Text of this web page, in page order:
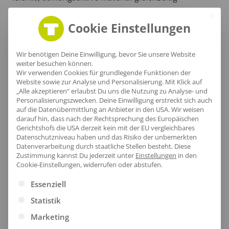
Robuster Saum
überzeugt durch seine stilvolle Verarbeitung und
Cookie Einstellungen
Wir benötigen Deine Einwilligung, bevor Sie unsere Website
weiter besuchen können.
Wir verwenden Cookies für grundlegende Funktionen der
Website sowie zur Analyse und Personalisierung. Mit Klick auf
„Alle akzeptieren“ erlaubst Du uns die Nutzung zu Analyse- und
Personalisierungszwecken. Deine Einwilligung erstreckt sich auch
auf die Datenübermittlung an Anbieter in den USA. Wir weisen
darauf hin, dass nach der Rechtsprechung des Europäischen
Gerichtshofs die USA derzeit kein mit der EU vergleichbares
Datenschutzniveau haben und das Risiko der unbemerkten
Datenverarbeitung durch staatliche Stellen besteht. Diese
Zustimmung kannst Du jederzeit unter Einstellungen in den
Cookie-Einstellungen, widerrufen oder abstufen.
Es folgt eine Liste der Service-Gruppen, für die eine
Essenziell
Statistik
Marketing